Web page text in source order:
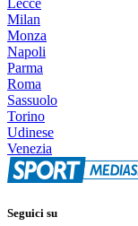
Lecce
Milan
Monza
Napoli
Parma
Roma
Sassuolo
Torino
Udinese
Venezia
Seguici su